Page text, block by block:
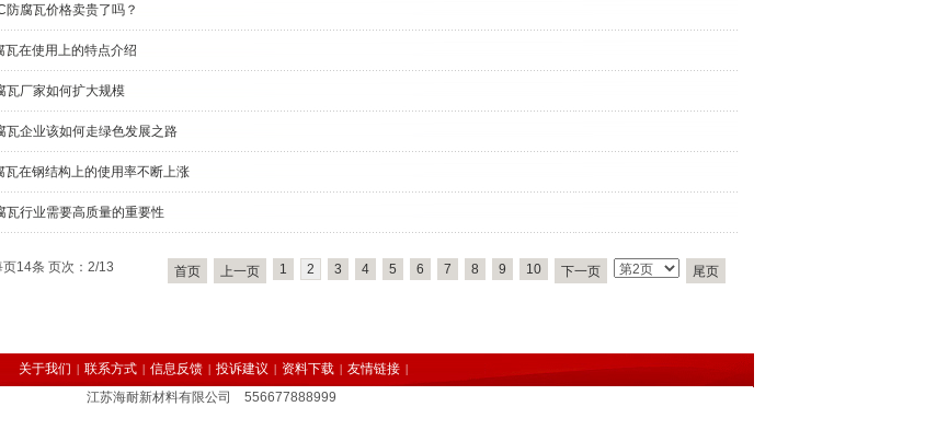
防腐瓦价格卖贵了吗？
瓦在使用上的特点介绍
瓦厂家如何扩大规模
瓦企业该如何走绿色发展之路
瓦在钢结构上的使用率不断上涨
瓦行业需要高质量的重要性
14条 页次：2/13 首页 上一页 1 2 3 4 5 6 7 8 9 10 下一页 尾页
关于我们 | 联系方式 | 信息反馈 | 投诉建议 | 资料下载 | 友情链接 |
江苏海耐新材料有限公司 556677888999